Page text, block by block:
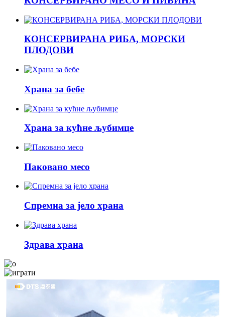
КОНСЕРВИРАНА РИБА, МОРСКИ
ПЛОДОВИ
Храна за бебе
Храна за кућне љубимце
Паковано месо
Спремна за јело храна
Здрава храна